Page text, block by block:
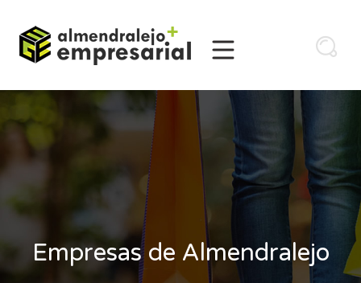
Empresas de Almendralejo